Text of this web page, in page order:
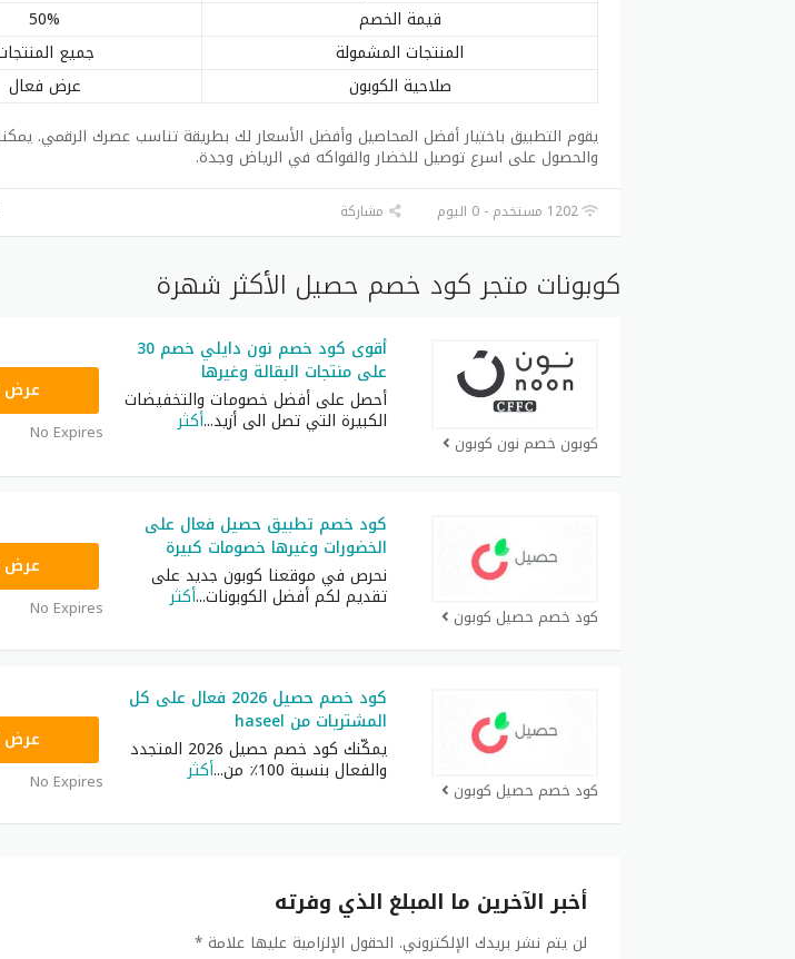
قيمة الخصم
50%
المنتجات المشمولة
جميع
صلاحية الكوبون
عرض فعال
يقوم التطبيق باختيار أفضل المحاصيل وأفضل الأسعار لك بطريقة تناسب عصرك الرقمي.
والحصول على اسرع توصيل للخضار والفواكه في الرياض وجدة.
1202 مستخدم - 0 اليوم مشاركة
كوبونات متجر كود خصم حصيل الأكثر شهرة
كوبون خصم نون كوبون
أقوى كود خصم نون دايلي خصم 30
على منتجات البقالة وغيرها
أحصل على أفضل خصومات والتخفيضات
الكبيرة التي تصل الى أزيد...أكثر
عرض
No Expires
كود خصم حصيل كوبون
كود خصم تطبيق حصيل فعال على
الخضورات وغيرها خصومات كبيرة
نحرص في موقعنا كوبون جديد على
تقديم لكم أفضل الكوبونات...أكثر
عرض
No Expires
كود خصم حصيل كوبون
كود خصم حصيل 2026 فعال على كل
المشتريات من haseel
يمكّنك كود خصم حصيل 2026 المتجدد
والفعال بنسبة 100٪ من ...أكثر
عرض
No Expires
أخبر الآخرين ما المبلغ الذي وفرته
لن يتم نشر بريدك الإلكتروني. الحقول الإلزامية عليها علامة *